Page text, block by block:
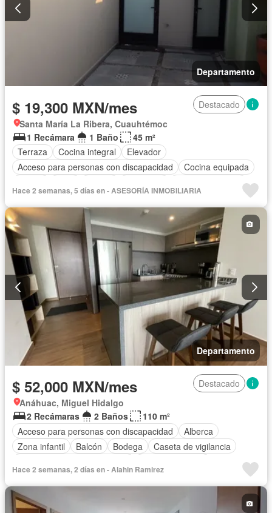
Departamento
$ 19,300 MXN/mes
Destacado
Santa María La Ribera, Cuauhtémoc
1 Recámara
1 Baño
45 m²
Terraza
Cocina integral
Elevador
Acceso para personas con discapacidad
Cocina equipada
Recámara con closet
Sauna
Permite mascotas
Permite niños
Solo familias Sin amueblar
Hace 2 semanas, 5 días en - ASESORÍA INMOBILIARIA
Departamento
$ 52,000 MXN/mes
Destacado
Anáhuac, Miguel Hidalgo
2 Recámaras
2 Baños
110 m²
Acceso para personas con discapacidad
Alberca
Zona infantil
Balcón Bodega
Caseta de vigilancia
Cocina integral
Cuarto de Limpieza
Elevador
Jacuzzi
Despacho Recámara con closet
Hace 2 semanas, 2 días en - Alahin Ramirez